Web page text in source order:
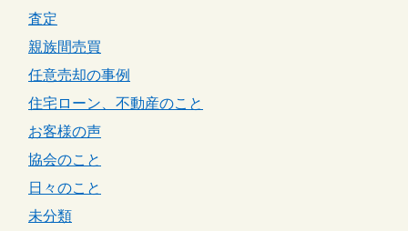
査定
親族間売買
任意売却の事例
住宅ローン、不動産のこと
お客様の声
協会のこと
日々のこと
未分類